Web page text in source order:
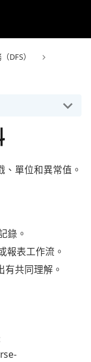
DFS）
單位和異常值。
錄。
報表工作流。
共同理解。